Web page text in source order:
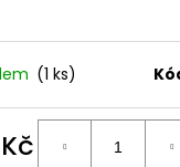
(1 ks)
Kč